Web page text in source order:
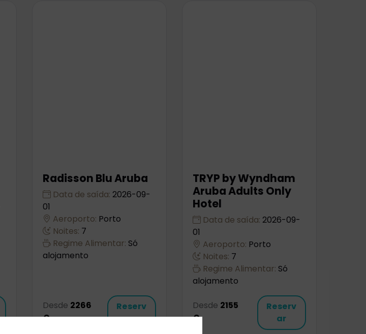
Radisson Blu Aruba
Data de saída: 2026-09-
01
Aeroporto: Porto
Noites: 7
Regime Alimentar: Só
alojamento
Desde 2266
€
Reserv
ar
TRYP by Wyndham
Aruba Adults Only
Hotel
Data de saída: 2026-09-
01
Aeroporto: Porto
Noites: 7
Regime Alimentar: Só
alojamento
Desde 2155
€
Reserv
ar